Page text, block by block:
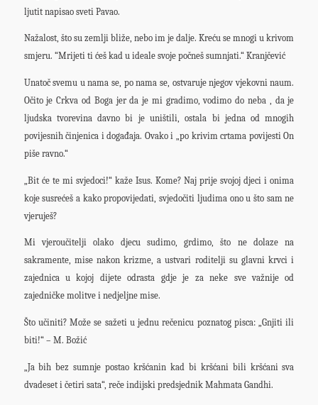
ljutit napisao sveti Pavao.
Nažalost, što su zemlji bliže, nebo im je dalje. Kreću se mnogi u krivom
smjeru. “Mrijeti ti ćeš kad u ideale svoje počneš sumnjati.“ Kranjčević
Unatoč svemu u nama se, po nama se, ostvaruje njegov vjekovni naum.
Očito je Crkva od Boga jer da je mi gradimo, vodimo do neba , da je
ljudska tvorevina davno bi je uništili, ostala bi jedna od mnogih
povijesnih činjenica i događaja. Ovako i „po krivim crtama povijesti On
piše ravno.“
„Bit će te mi svjedoci!“ kaže Isus. Kome? Naj prije svojoj djeci i onima
koje susrećeš a kako propovijedati, svjedočiti ljudima ono u što sam ne
vjeruješ?
Mi vjeroučitelji olako djecu sudimo, grdimo, što ne dolaze na
sakramente, mise nakon krizme, a ustvari roditelji su glavni krvci i
zajednica u kojoj dijete odrasta gdje je za neke sve važnije od
zajedničke molitve i nedjeljne mise.
Što učiniti? Može se sažeti u jednu rečenicu poznatog pisca: „Gnjiti ili
biti!“ – M. Božić
„Ja bih bez sumnje postao kršćanin kad bi kršćani bili kršćani sva
dvadeset i četiri sata“, reče indijski predsjednik Mahmata Gandhi.